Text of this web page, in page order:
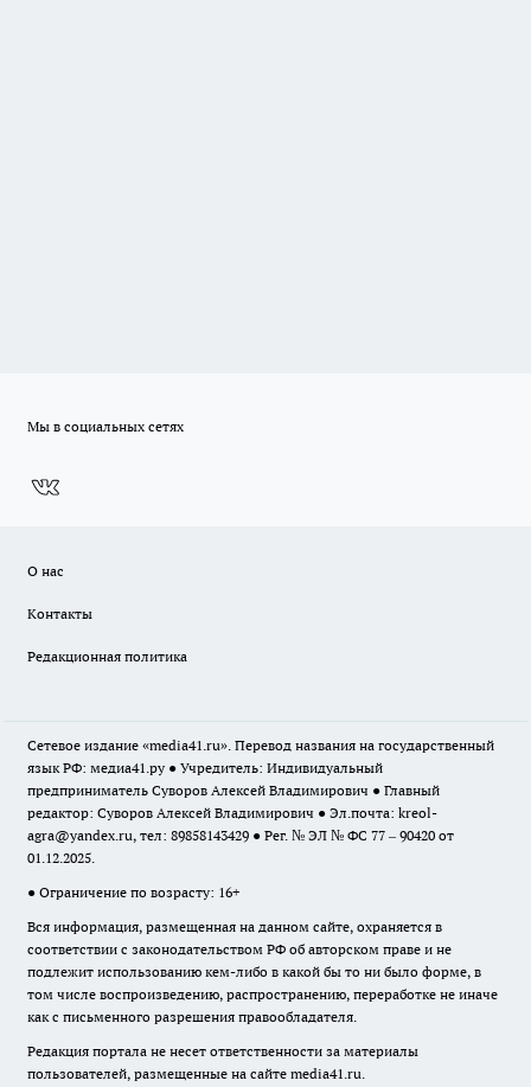
Мы в социальных сетях
О нас
Контакты
Редакционная политика
Сетевое издание «media41.ru». Перевод названия на государственный
язык РФ: медиа41.ру ● Учредитель: Индивидуальный
предприниматель Суворов Алексей Владимирович ● Главный
редактор: Суворов Алексей Владимирович ● Эл.почта: kreol-
agra@yandex.ru, тел: 89858143429 ● Рег. № ЭЛ № ФС 77 – 90420 от
01.12.2025.
● Ограничение по возрасту: 16+
Вся информация, размещенная на данном сайте, охраняется в
соответствии с законодательством РФ об авторском праве и не
подлежит использованию кем-либо в какой бы то ни было форме, в
том числе воспроизведению, распространению, переработке не иначе
как с письменного разрешения правообладателя.
Редакция портала не несет ответственности за материалы
пользователей, размещенные на сайте media41.ru.